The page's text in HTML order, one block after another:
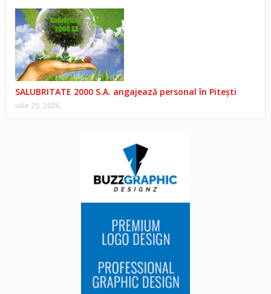
SALUBRITATE 2000 S.A. angajează personal în Pitești
iulie 25, 2026